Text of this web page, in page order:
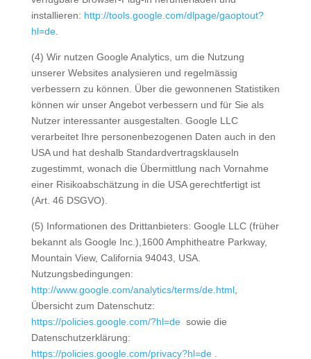
installieren: http://tools.google.com/dlpage/gaoptout?
hl=de.
(4) Wir nutzen Google Analytics, um die Nutzung
unserer Websites analysieren und regelmässig
verbessern zu können. Über die gewonnenen Statistiken
können wir unser Angebot verbessern und für Sie als
Nutzer interessanter ausgestalten. Google LLC
verarbeitet Ihre personenbezogenen Daten auch in den
USA und hat deshalb Standardvertragsklauseln
zugestimmt, wonach die Übermittlung nach Vornahme
einer Risikoabschätzung in die USA gerechtfertigt ist
(Art. 46 DSGVO).
(5) Informationen des Drittanbieters: Google LLC (früher
bekannt als Google Inc.),1600 Amphitheatre Parkway,
Mountain View, California 94043, USA.
Nutzungsbedingungen:
http://www.google.com/analytics/terms/de.html,
Übersicht zum Datenschutz:
https://policies.google.com/?hl=desowie die
Datenschutzerklärung:
https://policies.google.com/privacy?hl=de.